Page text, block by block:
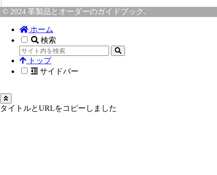
© 2024 革製品とオーダーのガイドブック.
ホーム
検索
トップ
サイドバー
タイトルとURLをコピーしました